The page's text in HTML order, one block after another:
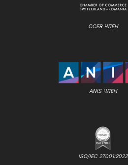
CCER ЧЛЕН
ANIS ЧЛЕН
ISO/IEC 27001:2022